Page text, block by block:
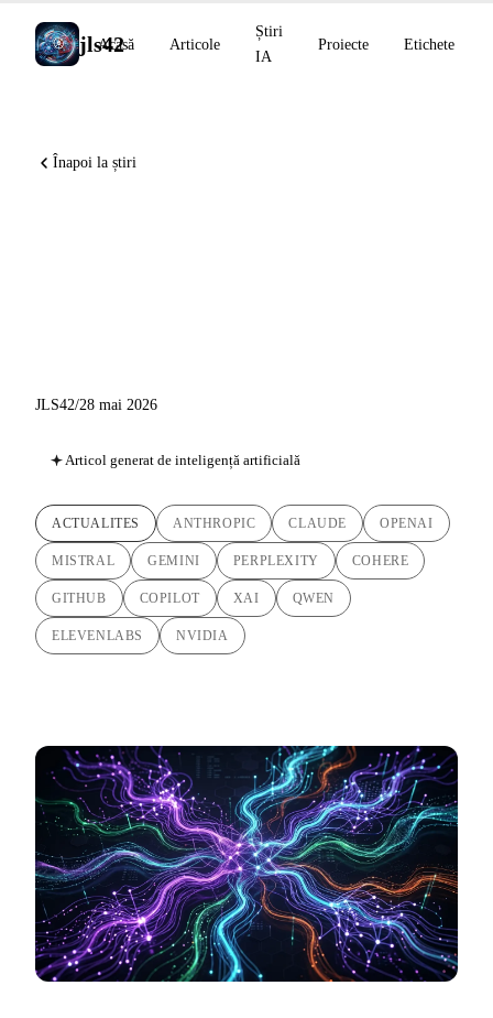
jls42
Acasă Articole
Știri
IA
Proiecte Etichete
Înapoi la știri
JLS42/28 mai 2026
Articol generat de inteligență artificială
ACTUALITES ANTHROPIC CLAUDE OPENAI
MISTRAL GEMINI PERPLEXITY COHERE
GITHUB COPILOT XAI QWEN
ELEVENLABS NVIDIA